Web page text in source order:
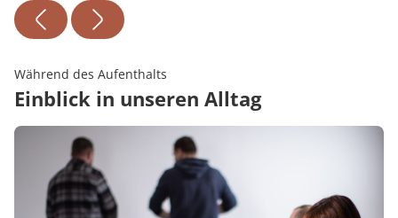
Während des Aufenthalts
Einblick in unseren Alltag